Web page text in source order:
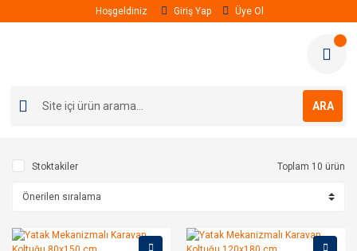
Hoşgeldiniz Giriş Yap Üye Ol
ARA
Stoktakiler Toplam 10 ürün